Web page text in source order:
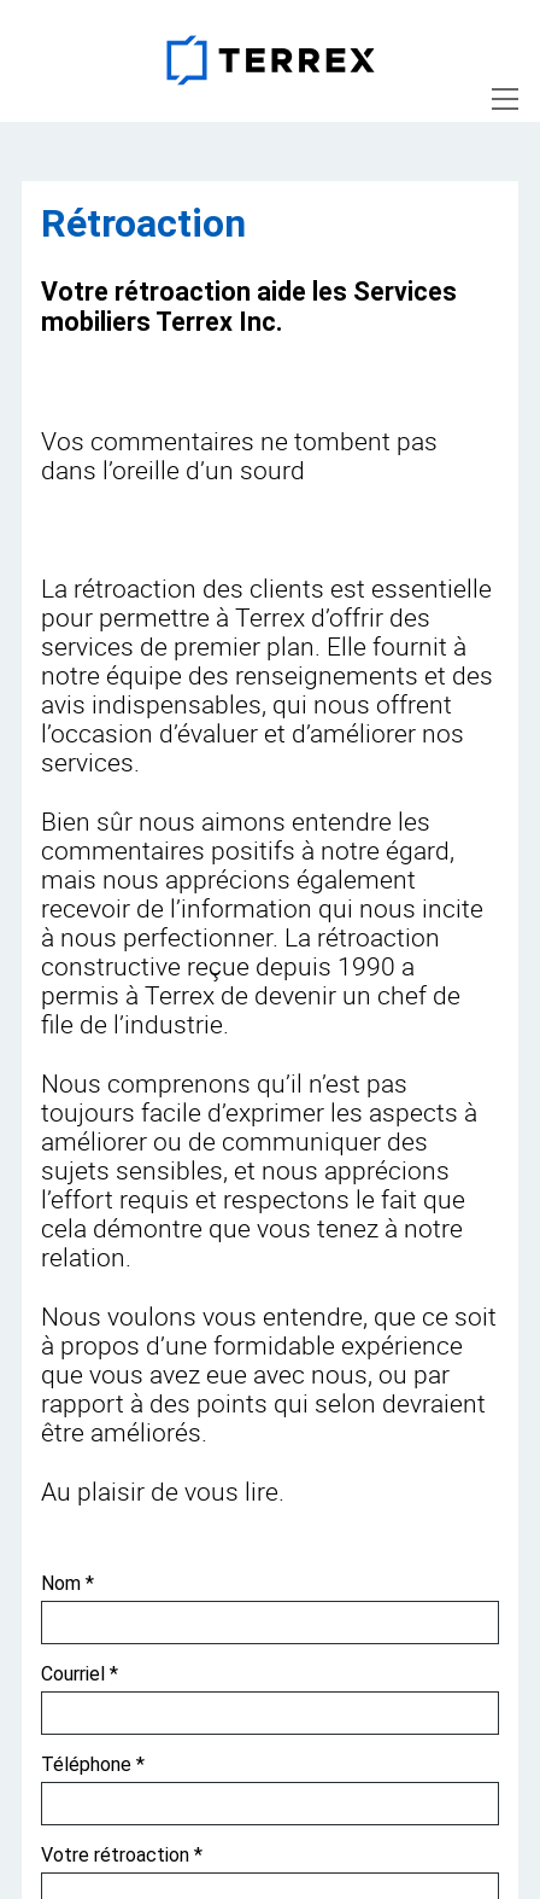
Rétroaction
Votre rétroaction aide les Services
mobiliers Terrex Inc.
Vos commentaires ne tombent pas
dans l’oreille d’un sourd
La rétroaction des clients est essentielle
pour permettre à Terrex d’offrir des
services de premier plan. Elle fournit à
notre équipe des renseignements et des
avis indispensables, qui nous offrent
l’occasion d’évaluer et d’améliorer nos
services.
Bien sûr nous aimons entendre les
commentaires positifs à notre égard,
mais nous apprécions également
recevoir de l’information qui nous incite
à nous perfectionner. La rétroaction
constructive reçue depuis 1990 a
permis à Terrex de devenir un chef de
file de l’industrie.
Nous comprenons qu’il n’est pas
toujours facile d’exprimer les aspects à
améliorer ou de communiquer des
sujets sensibles, et nous apprécions
l’effort requis et respectons le fait que
cela démontre que vous tenez à notre
relation.
Nous voulons vous entendre, que ce soit
à propos d’une formidable expérience
que vous avez eue avec nous, ou par
rapport à des points qui selon devraient
être améliorés.
Au plaisir de vous lire.
Nom *
Courriel *
Téléphone *
Votre rétroaction *